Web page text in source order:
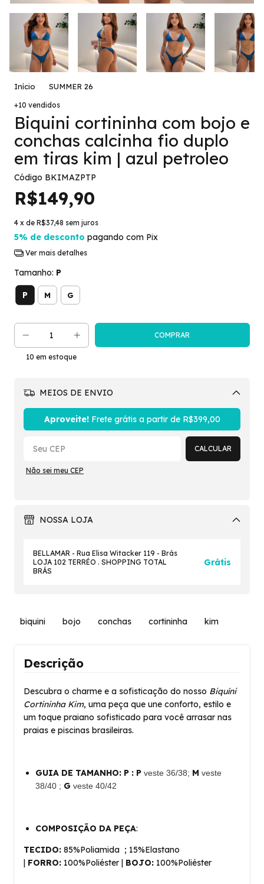
Início SUMMER 26
+10 vendidos
Biquini cortininha com bojo e
conchas calcinha fio duplo
em tiras kim | azul petroleo
Código BKIMAZPTP
R$149,90
4 x de R$37,48 sem juros
5% de desconto pagando com Pix
Ver mais detalhes
Tamanho: P
P M G
10 em estoque
MEIOS DE ENVIO
Aproveite!Frete grátis a partir de R$399,00
CALCULAR
Não sei meu CEP
NOSSA LOJA
BELLAMAR - Rua Elisa Witacker 119 - Brás
LOJA 102 TERRÉO . SHOPPING TOTAL
BRÁS
Grátis
biquini bojo conchas cortininha kim
Descrição
Descubra o charme e a sofisticação do nosso Biquíni
Cortininha Kim, uma peça que une conforto, estilo e
um toque praiano sofisticado para você arrasar nas
praias e piscinas brasileiras.
GUIA DE TAMANHO: P : P veste 36/38; M veste
38/40 ; G veste 40/42
COMPOSIÇÃO DA PEÇA:
TECIDO: 85%Poliamida ; 15%Elastano
FORRO: 100%Poliéster | BOJO: 100%Poliéster